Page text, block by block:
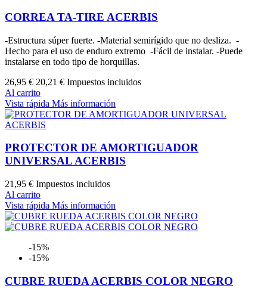
CORREA TA-TIRE ACERBIS
-Estructura súper fuerte. -Material semirígido que no desliza. -
Hecho para el uso de enduro extremo -Fácil de instalar. -Puede
instalarse en todo tipo de horquillas.
26,95 € 20,21 € Impuestos incluidos
Al carrito
Vista rápida Más información
PROTECTOR DE AMORTIGUADOR
UNIVERSAL ACERBIS
21,95 € Impuestos incluidos
Al carrito
Vista rápida Más información
-15%
-15%
CUBRE RUEDA ACERBIS COLOR NEGRO